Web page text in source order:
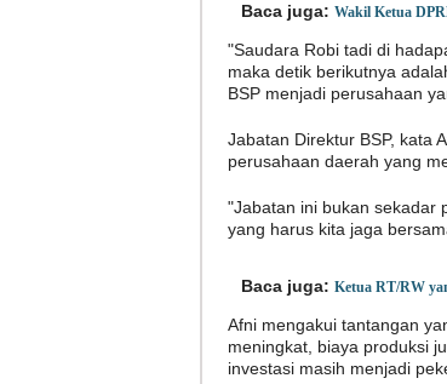
Baca juga: Wakil Ketua
"Saudara Robi tadi di
maka detik berikutnya
BSP menjadi perusahaan
Jabatan Direktur BSP, kata
perusahaan daerah yang
"Jabatan ini bukan sekadar
yang harus kita jaga
Baca juga: Ketua RT/RW
Afni mengakui tantangan
meningkat, biaya produksi
investasi masih menjadi